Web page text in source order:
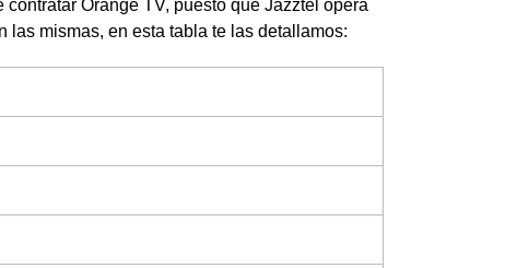
Orange TV, puesto que Jazztel opera
las mismas, en esta tabla te las detallamos: